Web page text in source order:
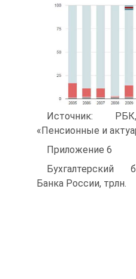
Источник:
«Пенсионные и
Приложение 6
Бухгалтерский
Банка России, трлн.